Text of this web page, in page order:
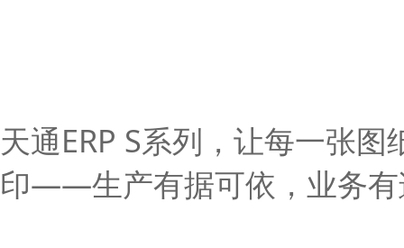
天通ERP S系列，让每一张
印——生产有据可依，业务有